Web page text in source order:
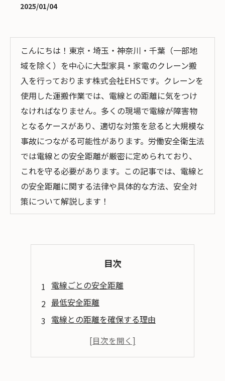
2025/01/04
こんにちは！東京・埼玉・神奈川・千葉（一部地
域を除く）を中心に大型家具・家電のクレーン搬
入を行っております株式会社EHSです。クレーンを
使用した運搬作業では、電線との距離に気をつけ
なければなりません。多くの現場で電線が障害物
となるケースがあり、適切な対策を怠ると大規模な
事故につながる可能性があります。労働安全衛生法
では電線との安全距離が厳密に定められており、
これを守る必要があります。この記事では、電線と
の安全距離に関する法律や具体的な方法、安全対
策について解説します！
目次
電線ごとの安全距離
最低安全距離
電線との距離を確保する理由
作業員の安全確保